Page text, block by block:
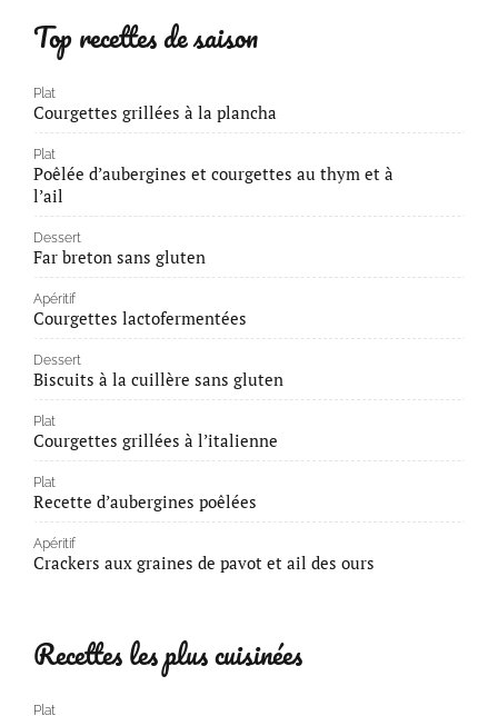
Top recettes de saison
Plat
Courgettes grillées à la plancha
Plat
Poêlée d’aubergines et courgettes au thym et à
l’ail
Dessert
Far breton sans gluten
Apéritif
Courgettes lactofermentées
Dessert
Biscuits à la cuillère sans gluten
Plat
Courgettes grillées à l’italienne
Plat
Recette d’aubergines poêlées
Apéritif
Crackers aux graines de pavot et ail des ours
Recettes les plus cuisinées
Plat